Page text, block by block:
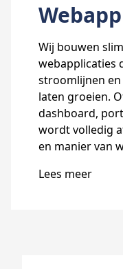
Wij bouwen
webapplicaties
stroomlijnen
laten groeien.
dashboard,
wordt volledig
en manier van
Lees meer